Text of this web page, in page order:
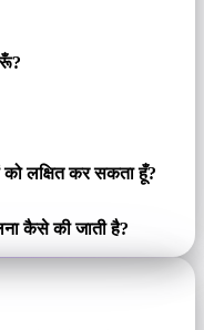
को लक्षित कर सकता हूँ?
कैसे की जाती है?